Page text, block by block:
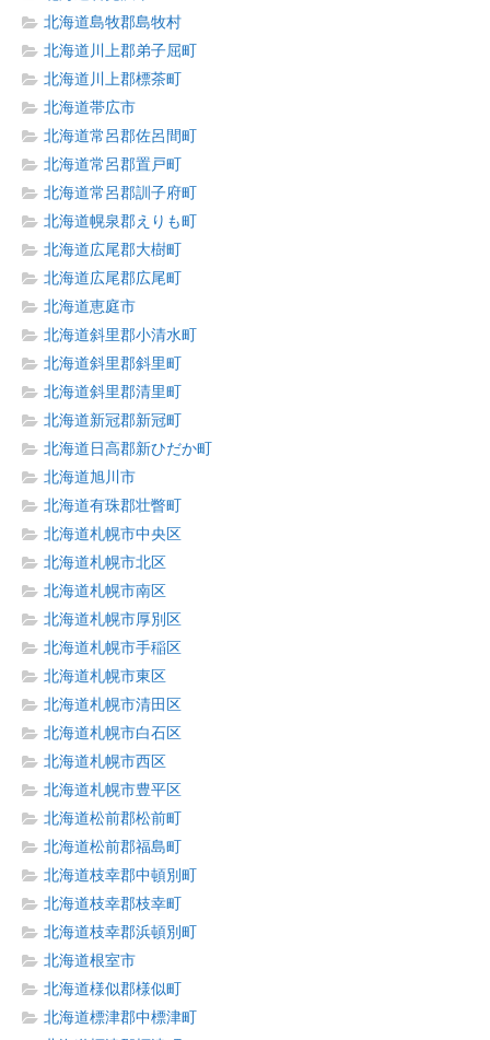
北海道島牧郡島牧村
北海道川上郡弟子屈町
北海道川上郡標茶町
北海道帯広市
北海道常呂郡佐呂間町
北海道常呂郡置戸町
北海道常呂郡訓子府町
北海道幌泉郡えりも町
北海道広尾郡大樹町
北海道広尾郡広尾町
北海道恵庭市
北海道斜里郡小清水町
北海道斜里郡斜里町
北海道斜里郡清里町
北海道新冠郡新冠町
北海道日高郡新ひだか町
北海道旭川市
北海道有珠郡壮瞥町
北海道札幌市中央区
北海道札幌市北区
北海道札幌市南区
北海道札幌市厚別区
北海道札幌市手稲区
北海道札幌市東区
北海道札幌市清田区
北海道札幌市白石区
北海道札幌市西区
北海道札幌市豊平区
北海道松前郡松前町
北海道松前郡福島町
北海道枝幸郡中頓別町
北海道枝幸郡枝幸町
北海道枝幸郡浜頓別町
北海道根室市
北海道様似郡様似町
北海道標津郡中標津町